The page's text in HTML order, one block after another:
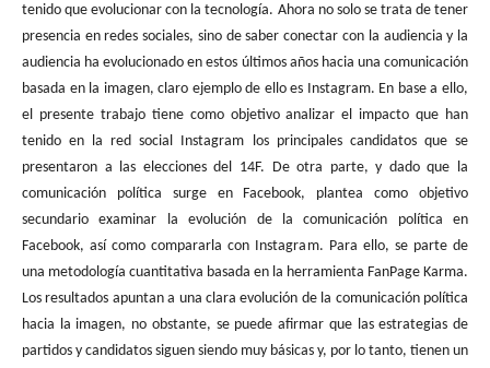
tenido que evolucionar con la tecnología. Ahora no solo se trata de tener
presencia en redes sociales, sino de saber conectar con la audiencia y la
audiencia ha evolucionado en estos últimos años hacia una comunicación
basada en la imagen, claro ejemplo de ello es Instagram. En base a ello,
el presente trabajo tiene como objetivo analizar el impacto que han
tenido en la red social Instagram los principales candidatos que se
presentaron a las elecciones del 14F. De otra parte, y dado que la
comunicación política surge en Facebook, plantea como objetivo
secundario examinar la evolución de la comunicación política en
Facebook, así como compararla con Instagram. Para ello, se parte de
una metodología cuantitativa basada en la herramienta FanPage Karma.
Los resultados apuntan a una clara evolución de la comunicación política
hacia la imagen, no obstante, se puede afirmar que las estrategias de
partidos y candidatos siguen siendo muy básicas y, por lo tanto, tienen un